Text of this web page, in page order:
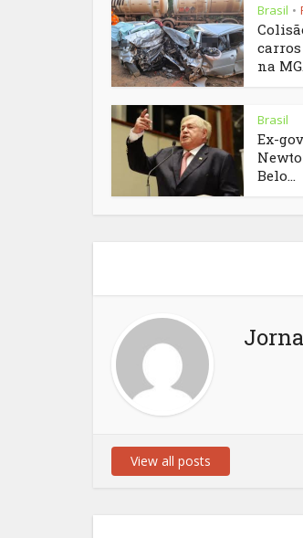
Brasil •
na
Brasil
Ex-
Belo...
View all posts